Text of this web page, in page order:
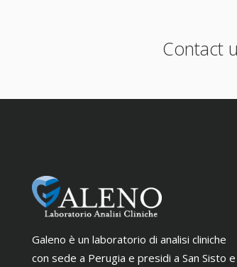
Contact
Galeno è un laboratorio di analisi cliniche
con sede a Perugia e presidi a San Sisto e